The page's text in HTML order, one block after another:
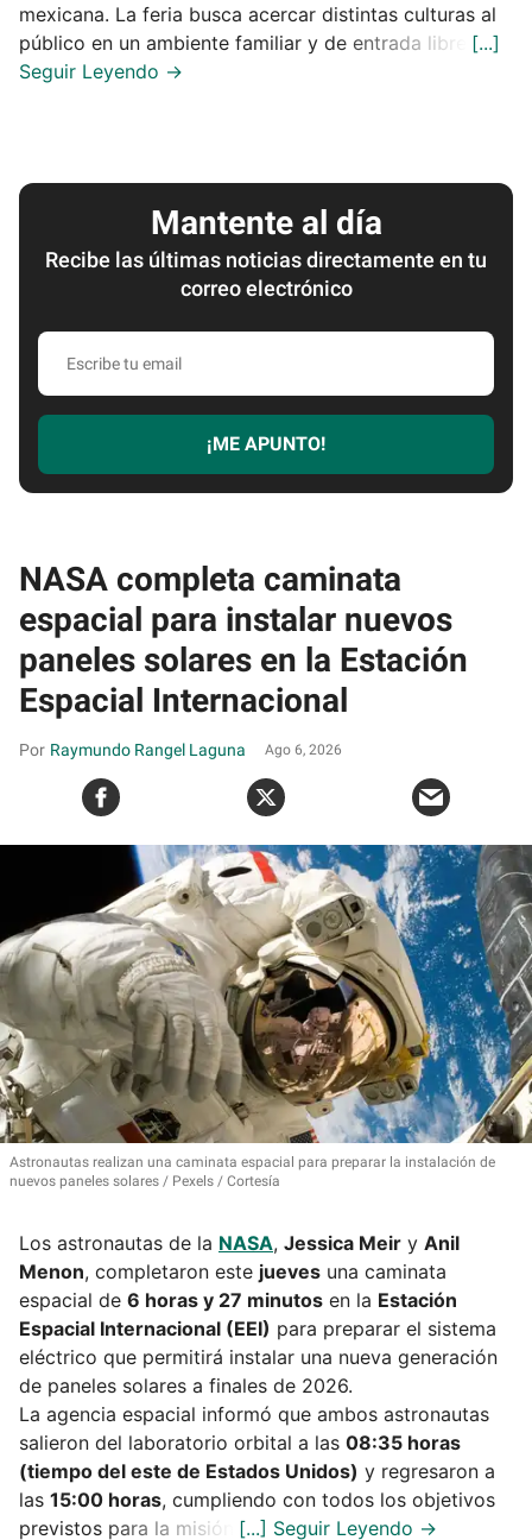
mexicana. La feria busca acercar distintas culturas al
público en un ambiente familiar y de entrada libre.
Mantente al día
Recibe las últimas noticias directamente en tu
correo electrónico
Escribe
email
¡ME APUNTO!
NASA completa caminata
espacial para instalar nuevos
paneles solares en la Estación
Espacial Internacional
Raymundo Rangel Laguna Ago 6, 2026
Astronautas realizan una caminata espacial para preparar la instalación de
nuevos paneles solares
Pexels / Cortesía
Los astronautas de la NASA, Jessica Meir y Anil
Menon, completaron este jueves una caminata
espacial de 6 horas y 27 minutos en la Estación
Espacial Internacional (EEI) para preparar el sistema
eléctrico que permitirá instalar una nueva generación
de paneles solares a finales de 2026.
La agencia espacial informó que ambos astronautas
salieron del laboratorio orbital a las 08:35 horas
(tiempo del este de Estados Unidos) y regresaron a
las 15:00 horas, cumpliendo con todos los objetivos
previstos para la misión.